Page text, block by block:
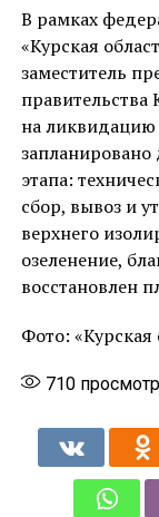
В рамках
«Курская
заместитель
на ликвидацию
этапа:
сбор, вывоз и
верхнего
озеленение,
восстановлен
Фото: «Курская
710